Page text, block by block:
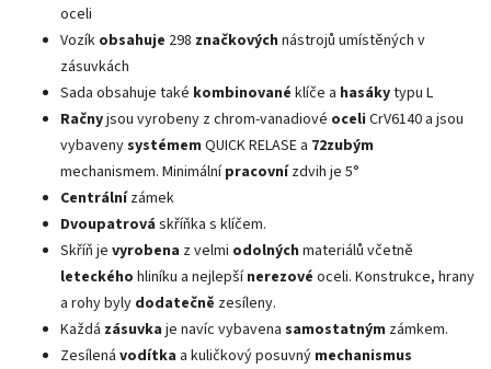
oceli
Vozík obsahuje 298 značkových nástrojů umístěných v
zásuvkách
Sada obsahuje také kombinované klíče a hasákytypu L
Račnyjsou vyrobeny z chrom-vanadiové oceli CrV6140 a jsou
vybavenysystémem QUICK RELASE a 72zubým
mechanismem. Minimálnípracovnízdvih je 5°
Centrálnízámek
Dvoupatrová skříňka s klíčem.
Skříň je vyrobena z velmi odolných materiálů včetně
leteckého hliníku a nejlepšínerezové oceli. Konstrukce, hrany
a rohy byly dodatečně zesíleny.
Každá zásuvka je navíc vybavena samostatným zámkem.
Zesílená vodítka a kuličkový posuvný mechanismus